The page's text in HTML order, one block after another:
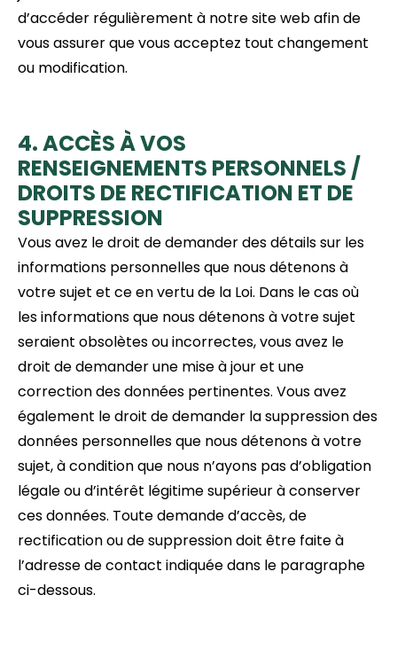
d’accéder régulièrement à notre site web afin de
vous assurer que vous acceptez tout changement
ou modification.
4. ACCÈS À VOS
RENSEIGNEMENTS PERSONNELS /
DROITS DE RECTIFICATION ET DE
SUPPRESSION
Vous avez le droit de demander des détails sur les
informations personnelles que nous détenons à
votre sujet et ce en vertu de la Loi. Dans le cas où
les informations que nous détenons à votre sujet
seraient obsolètes ou incorrectes, vous avez le
droit de demander une mise à jour et une
correction des données pertinentes. Vous avez
également le droit de demander la suppression des
données personnelles que nous détenons à votre
sujet, à condition que nous n’ayons pas d’obligation
légale ou d’intérêt légitime supérieur à conserver
ces données. Toute demande d’accès, de
rectification ou de suppression doit être faite à
l’adresse de contact indiquée dans le paragraphe
ci-dessous.